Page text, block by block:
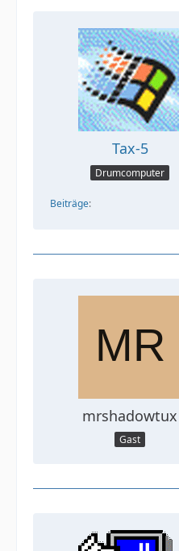
Tax-5
Drumcomputer
Beiträge
mrshadowtux
Gast